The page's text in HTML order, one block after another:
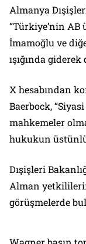
Almanya
“Türkiye’nin
İmamoğlu ve
ışığında
X hesabından
Baerbock,
mahkemeler
hukukun
Dışişleri
Alman
görüşmelerde